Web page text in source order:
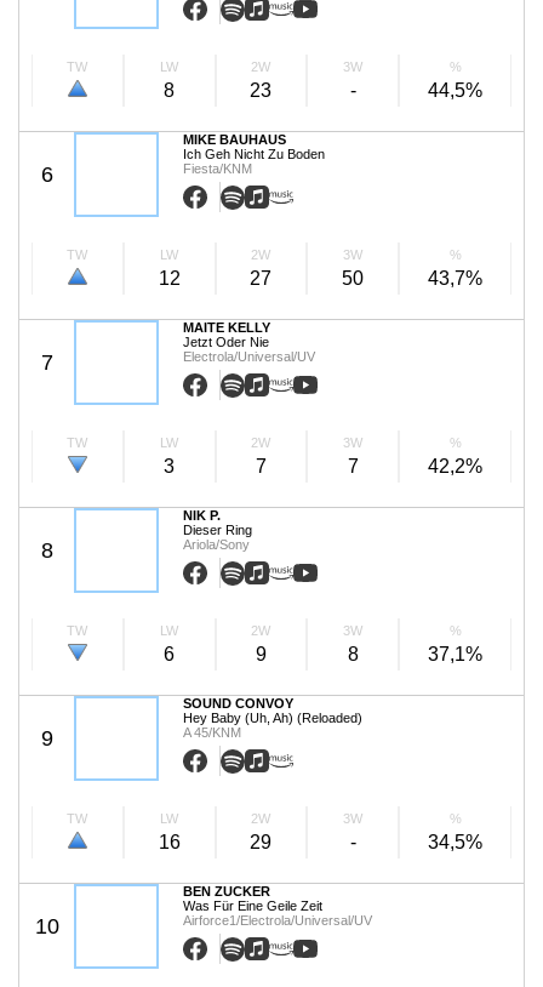
TW LW
8
2W
23
3W
-
%
44,5%
6
MIKE BAUHAUS
Ich Geh Nicht Zu Boden
Fiesta/KNM
TW LW
12
2W
27
3W
50
%
43,7%
7
MAITE KELLY
Jetzt Oder Nie
Electrola/Universal/UV
TW LW
3
2W
7
3W
7
%
42,2%
8
NIK P.
Dieser Ring
Ariola/Sony
TW LW
6
2W
9
3W
8
%
37,1%
9
SOUND CONVOY
Hey Baby (Uh, Ah) (Reloaded)
A 45/KNM
TW LW
16
2W
29
3W
-
%
34,5%
10
BEN ZUCKER
Was Für Eine Geile Zeit
Airforce1/Electrola/Universal/UV